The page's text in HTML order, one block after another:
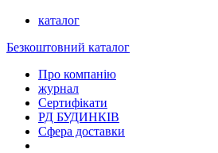
каталог
Безкоштовний каталог
Про компанію
журнал
Сертифікати
РД БУДИНКІВ
Сфера доставки